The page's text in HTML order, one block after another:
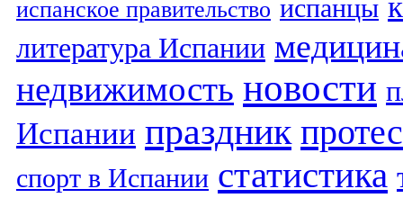
испанское правительство испанцы
литература Испании
недвижимость новости
Испании праздник
спорт в Испании статистика